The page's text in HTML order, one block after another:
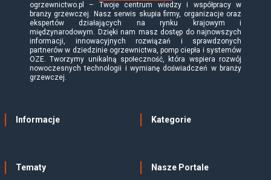
ogrzewnictwo.pl – Twoje centrum wiedzy i współpracy w
branży grzewczej. Nasz serwis skupia firmy, organizacje oraz
ekspertów działających na rynku krajowym i
międzynarodowym. Dzięki nam masz dostęp do najnowszych
informacji, innowacyjnych rozwiązań i sprawdzonych
partnerów w dziedzinie ogrzewnictwa, pomp ciepła i systemów
OZE. Tworzymy unikalną społeczność, która wspiera rozwój
nowoczesnych technologii i wymianę doświadczeń w branży
grzewczej.
Informacje Kategorie
Tematy Nasze Portale